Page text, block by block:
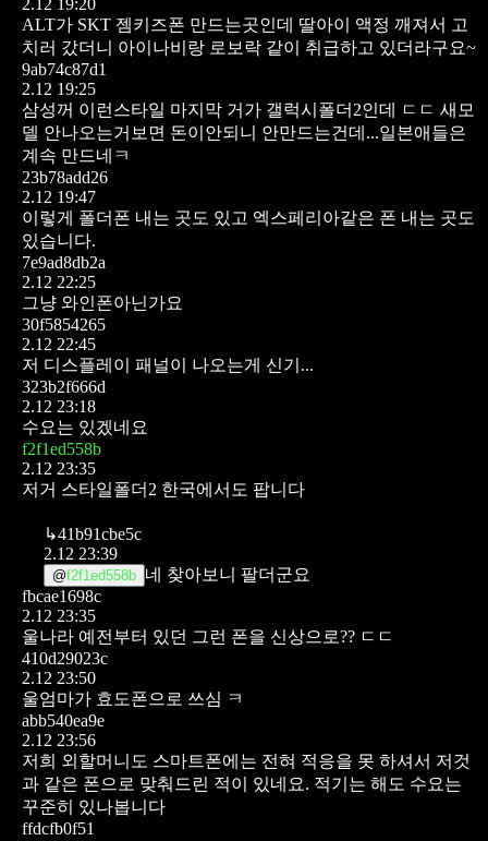
ALT가 SKT 젬키즈폰 만드는곳인데 딸아이 액정 깨져서 고
치러 갔더니 아이나비랑 로보락 같이 취급하고 있더라구요~
9ab74c87d1
2.12 19:25
삼성꺼 이런스타일 마지막 거가 갤럭시폴더2인데 ㄷㄷ 새모
델 안나오는거보면 돈이안되니 안만드는건데...일본애들은
계속 만드네ㅋ
23b78add26
2.12 19:47
이렇게 폴더폰 내는 곳도 있고 엑스페리아같은 폰 내는 곳도
있습니다.
7e9ad8db2a
2.12 22:25
그냥 와인폰아닌가요
30f5854265
2.12 22:45
저 디스플레이 패널이 나오는게 신기...
323b2f666d
2.12 23:18
수요는 있겠네요
f2f1ed558b
2.12 23:35
저거 스타일폴더2 한국에서도 팝니다
↳41b91cbe5c
2.12 23:39
@f2f1ed558b 네 찾아보니 팔더군요
fbcae1698c
2.12 23:35
울나라 예전부터 있던 그런 폰을 신상으로?? ㄷㄷ
410d29023c
2.12 23:50
울엄마가 효도폰으로 쓰심 ㅋ
abb540ea9e
2.12 23:56
저희 외할머니도 스마트폰에는 전혀 적응을 못 하셔서 저것
과 같은 폰으로 맞춰드린 적이 있네요. 적기는 해도 수요는
꾸준히 있나봅니다
ffdcfb0f51